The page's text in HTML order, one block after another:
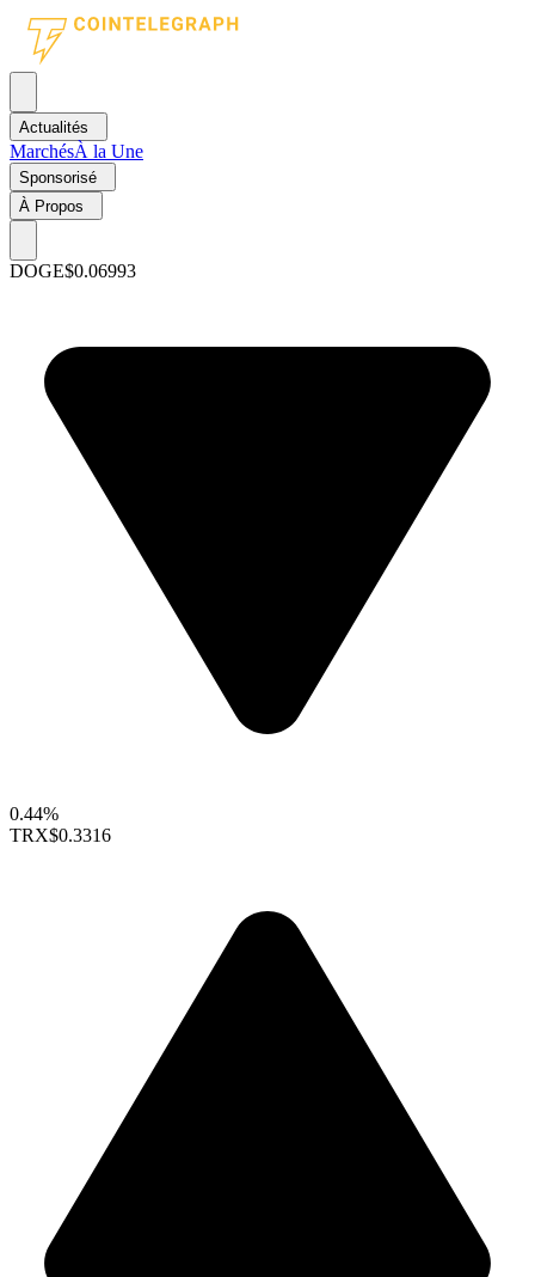
Actualités
MarchésÀ la Une
Sponsorisé
À Propos
DOGE$0.06993
0.44%
TRX$0.3316